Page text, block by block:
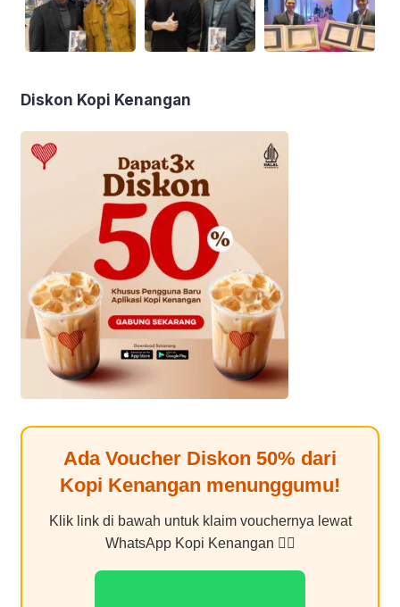
Diskon Kopi Kenangan
Ada Voucher Diskon 50% dari
Kopi Kenangan menunggumu!
Klik link di bawah untuk klaim vouchernya lewat
WhatsApp Kopi Kenangan 👇🏻